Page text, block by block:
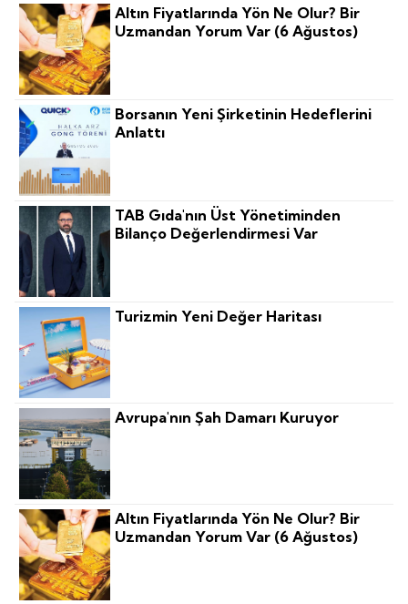
Altın Fiyatlarında Yön Ne Olur? Bir
Uzmandan Yorum Var (6 Ağustos)
Borsanın Yeni Şirketinin Hedeflerini
Anlattı
TAB Gıda'nın Üst Yönetiminden
Bilanço Değerlendirmesi Var
Turizmin Yeni Değer Haritası
Avrupa'nın Şah Damarı Kuruyor
Altın Fiyatlarında Yön Ne Olur? Bir
Uzmandan Yorum Var (6 Ağustos)